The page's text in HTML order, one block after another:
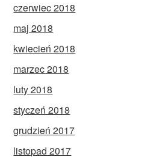
czerwiec 2018
maj 2018
kwiecień 2018
marzec 2018
luty 2018
styczeń 2018
grudzień 2017
listopad 2017